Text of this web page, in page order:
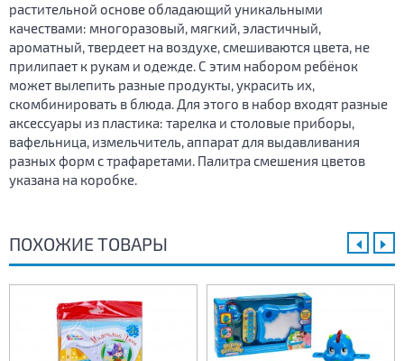
растительной основе обладающий уникальными
качествами: многоразовый, мягкий, эластичный,
ароматный, твердеет на воздухе, смешиваются цвета, не
прилипает к рукам и одежде. С этим набором ребёнок
может вылепить разные продукты, украсить их,
скомбинировать в блюда. Для этого в набор входят разные
аксессуары из пластика: тарелка и столовые приборы,
вафельница, измельчитель, аппарат для выдавливания
разных форм с трафаретами. Палитра смешения цветов
указана на коробке.
ПОХОЖИЕ ТОВАРЫ